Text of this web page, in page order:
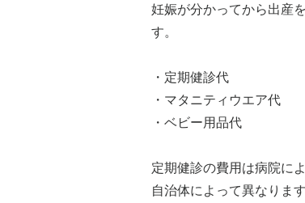
妊娠が分かってから出産
す。
・定期健診代
・マタニティウエア代
・ベビー用品代
定期健診の費用は病院に
自治体によって異なりま